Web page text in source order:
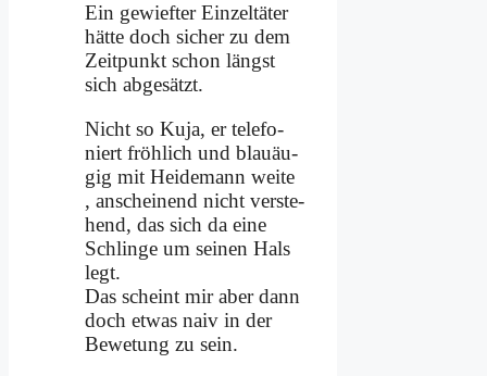
Ein ge­wief­ter Ein­zel­tä­ter
hät­te doch si­cher zu dem
Zeit­punkt schon längst
sich ab­ge­sätzt.
Nicht so Ku­ja, er te­le­fo­
niert fröh­lich und blau­äu­
gig mit Hei­de­mann wei­te
, an­schei­nend nicht ver­ste­
hend, das sich da ei­ne
Schlin­ge um sei­nen Hals
legt.
Das scheint mir aber dann
doch et­was na­iv in der
Be­we­tung zu sein.